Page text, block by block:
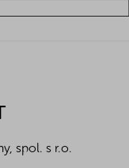
spol. s r.o.